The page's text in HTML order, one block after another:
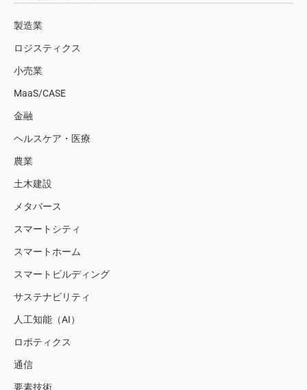
製造業
ロジスティクス
小売業
MaaS/CASE
金融
ヘルスケア・医療
農業
土木建設
メタバース
スマートシティ
スマートホーム
スマートビルディング
サステナビリティ
人工知能（AI）
ロボティクス
通信
要素技術